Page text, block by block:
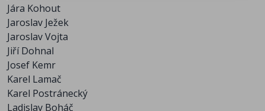
Jára Kohout
Jaroslav Ježek
Jaroslav Vojta
Jiří Dohnal
Josef Kemr
Karel Lamač
Karel Postránecký
Ladislav Boháč